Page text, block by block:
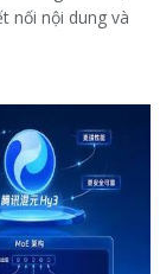
nối nội dung và